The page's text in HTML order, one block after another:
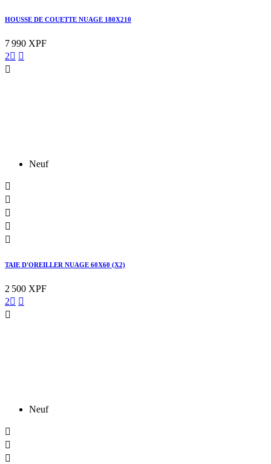
HOUSSE DE COUETTE NUAGE 180X210
7 990 XPF
2 

Neuf





TAIE D'OREILLER NUAGE 60X60 (X2)
2 500 XPF
2 

Neuf


